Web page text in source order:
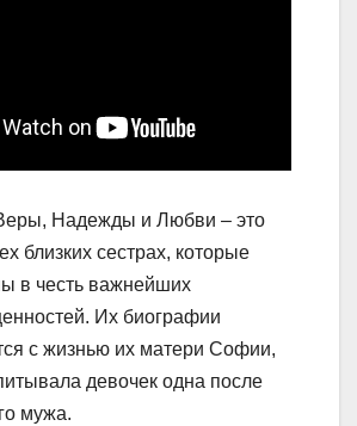
Надежды и Любви – это
близких сестрах, которые
в честь важнейших
Их биографии
с жизнью их матери Софии,
девочек одна после
мужа.